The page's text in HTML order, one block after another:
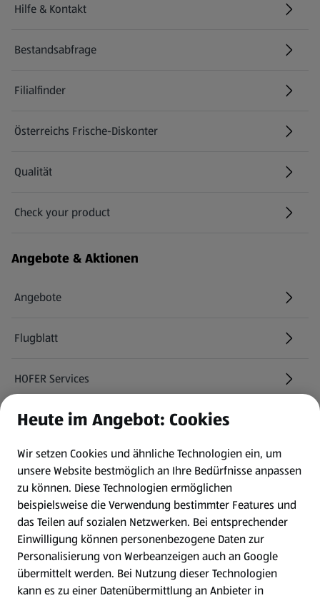
Hilfe & Kontakt
(öffnet in einem neuen Tab)
Bestandsabfrage
(öffnet in einem neuen Tab)
Filialfinder
Österreichs Frische-Diskonter
Qualität
Check your product
(öffnet in einem neuen Tab)
Angebote & Aktionen
Angebote
Flugblatt
HOFER Services
Newsletter
WhatsApp
Gewinnspiele
Mein HOFER. Meine Einkäufe.
Meine Meinung. Mein HOFER.
Heute im Angebot: Cookies
Wir setzen Cookies und ähnliche Technologien ein, um
unsere Website bestmöglich an Ihre Bedürfnisse anpassen
zu können. Diese Technologien ermöglichen
beispielsweise die Verwendung bestimmter Features und
das Teilen auf sozialen Netzwerken. Bei entsprechender
Einwilligung können personenbezogene Daten zur
Personalisierung von Werbeanzeigen auch an Google
übermittelt werden. Bei Nutzung dieser Technologien
kann es zu einer Datenübermittlung an Anbieter in